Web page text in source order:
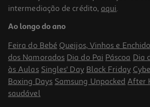
intermediação de crédito, aqui.
Ao longo do ano
Feira do Bebé Queijos, Vinhos e
dos Namorados Dia do Pai Páscoa Dia
às Aulas Singles' Day Black Friday
Boxing Days Samsung Unpacked After
saudável